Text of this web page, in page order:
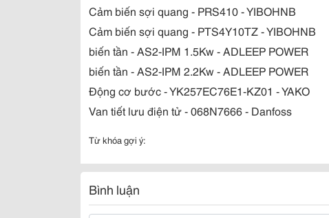
Cảm biến sợi quang - PRS410 - YIBOHNB
Cảm biến sợi quang - PTS4Y10TZ - YIBOHNB
biến tần - AS2-IPM 1.5Kw - ADLEEP POWER
biến tần - AS2-IPM 2.2Kw - ADLEEP POWER
Động cơ bước - YK257EC76E1-KZ01 - YAKO
Van tiết lưu điện tử - 068N7666 - Danfoss
Từ khóa gợi ý:
Bình luận